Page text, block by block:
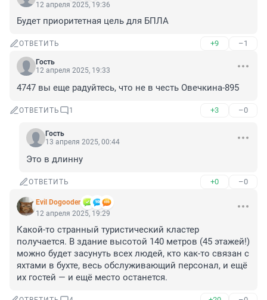
12 апреля 2025, 19:36
Будет приоритетная цель для БПЛА
ОТВЕТИТЬ +9 –1
Гость
12 апреля 2025, 19:33
4747 вы еще радуйтесь, что не в честь Овечкина-895
ОТВЕТИТЬ 1 +3 –0
Гость
13 апреля 2025, 00:44
Это в длинну
ОТВЕТИТЬ +0 –0
Evil Dogooder
12 апреля 2025, 19:29
Какой-то странный туристический кластер
получается. В здание высотой 140 метров (45 этажей!)
можно будет засунуть всех людей, кто как-то связан с
яхтами в бухте, весь обслуживающий персонал, и ещё
их гостей — и ещё место останется.